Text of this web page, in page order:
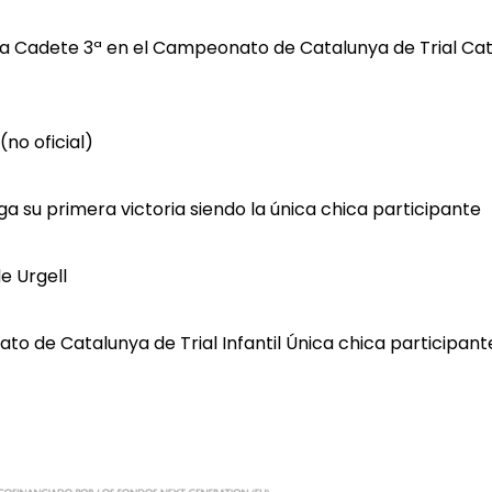
Cadete 3ª en el Campeonato de Catalunya de Trial
oficial)
su primera victoria siendo la única chica participante
Urgell
de Catalunya de Trial Infantil Única chica